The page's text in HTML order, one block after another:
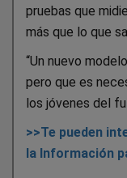
pruebas que
más que lo que
“Un nuevo
pero que es
los jóvenes del
>>Te pueden
la Información